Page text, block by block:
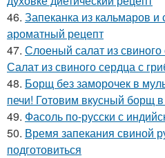
46. Запеканка из кальмаров
ароматный рецепт
47. Слоеный салат из
Салат из свиного сердца с
48. Борщ без заморочек в
печи! Готовим вкусный борщ
49. Фасоль по-русски с
50. Время запекания свиной
подготовиться